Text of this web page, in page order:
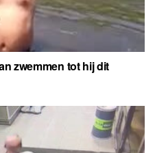
zwemmen tot hij dit